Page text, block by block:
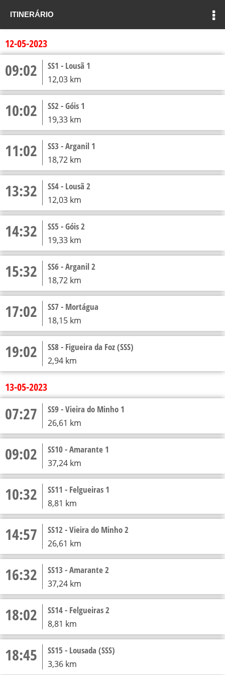
ITINERÁRIO
12-05-2023
09:02 SS1 - Lousã 1
12,03 km
10:02 SS2 - Góis 1
19,33 km
11:02 SS3 - Arganil 1
18,72 km
13:32 SS4 - Lousã 2
12,03 km
14:32 SS5 - Góis 2
19,33 km
15:32 SS6 - Arganil 2
18,72 km
17:02 SS7 - Mortágua
18,15 km
19:02 SS8 - Figueira da Foz (SSS)
2,94 km
13-05-2023
07:27 SS9 - Vieira do Minho 1
26,61 km
09:02 SS10 - Amarante 1
37,24 km
10:32 SS11 - Felgueiras 1
8,81 km
14:57 SS12 - Vieira do Minho 2
26,61 km
16:32 SS13 - Amarante 2
37,24 km
18:02 SS14 - Felgueiras 2
8,81 km
18:45 SS15 - Lousada (SSS)
3,36 km